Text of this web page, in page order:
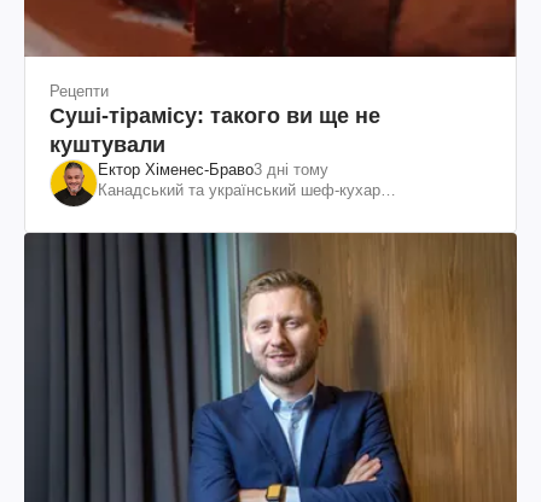
Рецепти
Суші-тірамісу: такого ви ще не
куштували
Ектор Хіменес-Браво3 дні тому
Канадський та український шеф-кухар